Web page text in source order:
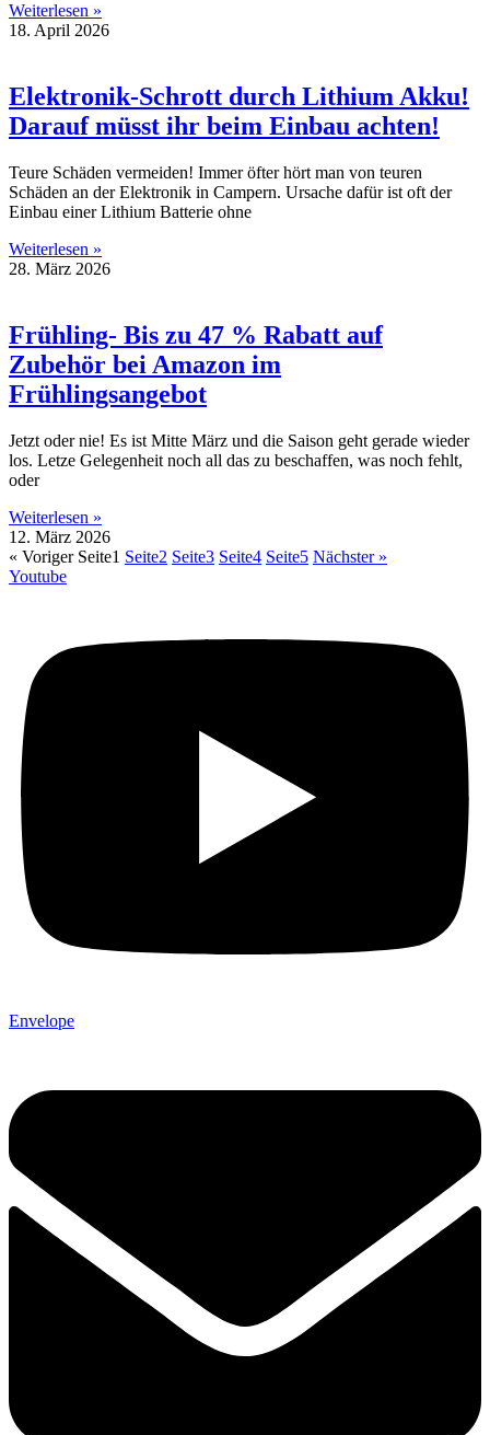
Weiterlesen »
18. April 2026
Elektronik-Schrott durch Lithium Akku!
Darauf müsst ihr beim Einbau achten!
Teure Schäden vermeiden! Immer öfter hört man von teuren
Schäden an der Elektronik in Campern. Ursache dafür ist oft der
Einbau einer Lithium Batterie ohne
Weiterlesen »
28. März 2026
Frühling- Bis zu 47 % Rabatt auf
Zubehör bei Amazon im
Frühlingsangebot
Jetzt oder nie! Es ist Mitte März und die Saison geht gerade wieder
los. Letze Gelegenheit noch all das zu beschaffen, was noch fehlt,
oder
Weiterlesen »
12. März 2026
« Voriger Seite1 Seite2 Seite3 Seite4 Seite5 Nächster »
Youtube
Envelope